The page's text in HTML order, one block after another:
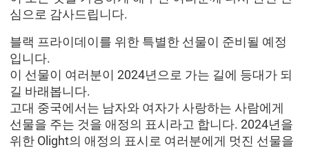
심으로 감사드립니다.
블랙 프라이데이를 위한 특별한 선물이 준비될 예정
입니다.
이 선물이 여러분이 2024년으로 가는 길에 등대가 되
길 바래봅니다.
고대 중국에서는 남자와 여자가 사랑하는 사람에게
선물을 주는 것을 애정의 표시라고 합니다. 2024년을
위한 Olight의 애정의 표시로 여러분에게 멋진 선물을